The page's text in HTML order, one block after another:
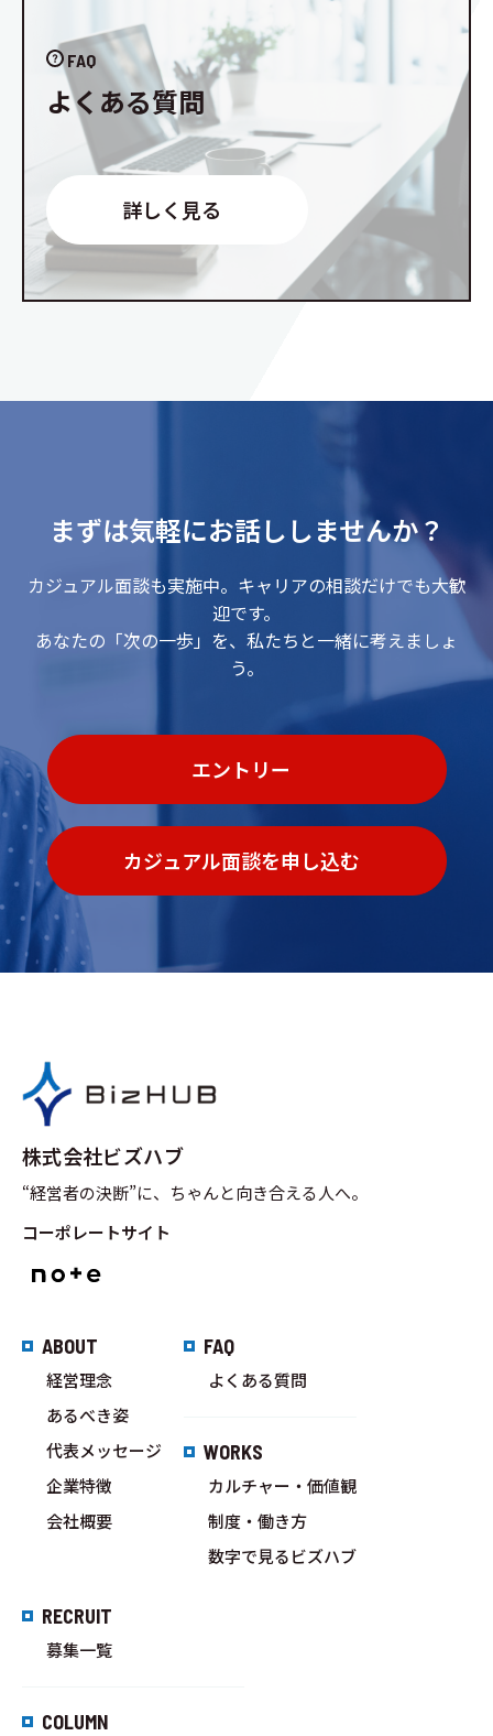
FAQ
よくある質問
詳しく見る
まずは気軽にお話ししませんか？
カジュアル面談も実施中。キャリアの相談だけでも大歓
迎です。
あなたの「次の一歩」を、私たちと一緒に考えましょ
う。
エントリー
カジュアル面談を申し込む
株式会社ビズハブ
“経営者の決断”に、ちゃんと向き合える人へ。
コーポレートサイト
ABOUT
経営理念
あるべき姿
代表メッセージ
企業特徴
会社概要
FAQ
よくある質問
WORKS
カルチャー・価値観
制度・働き方
数字で見るビズハブ
RECRUIT
募集一覧
COLUMN